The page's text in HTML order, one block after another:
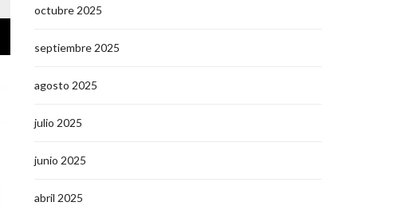
octubre 2025
septiembre 2025
agosto 2025
julio 2025
junio 2025
abril 2025